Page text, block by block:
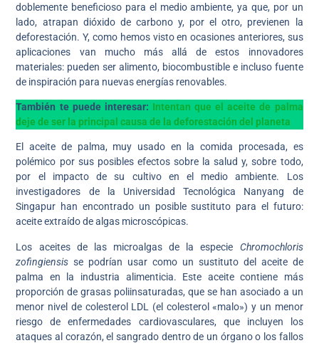
doblemente beneficioso para el medio ambiente, ya que, por un
lado, atrapan dióxido de carbono y, por el otro, previenen la
deforestación. Y, como hemos visto en ocasiones anteriores, sus
aplicaciones van mucho más allá de estos innovadores
materiales: pueden ser alimento, biocombustible e incluso fuente
de inspiración para nuevas energías renovables.
También te puede interesar: Intentan que el aceite de palma
deje de ser la principal causa de la deforestación del planeta
El aceite de palma, muy usado en la comida procesada, es
polémico por sus posibles efectos sobre la salud y, sobre todo,
por el impacto de su cultivo en el medio ambiente. Los
investigadores de la Universidad Tecnológica Nanyang de
Singapur han encontrado un posible sustituto para el futuro:
aceite extraído de algas microscópicas.
Los aceites de las microalgas de la especie Chromochloris
zofingiensis se podrían usar como un sustituto del aceite de
palma en la industria alimenticia. Este aceite contiene más
proporción de grasas poliinsaturadas, que se han asociado a un
menor nivel de colesterol LDL (el colesterol «malo») y un menor
riesgo de enfermedades cardiovasculares, que incluyen los
ataques al corazón, el sangrado dentro de un órgano o los fallos